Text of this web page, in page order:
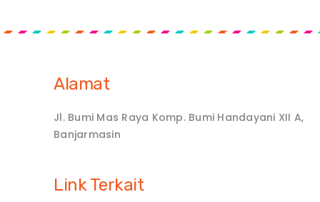
Alamat
Jl. Bumi Mas Raya Komp. Bumi Handayani XII A,
Banjarmasin
Link Terkait